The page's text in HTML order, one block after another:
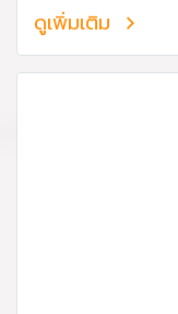
ดูเพิ่มเติม